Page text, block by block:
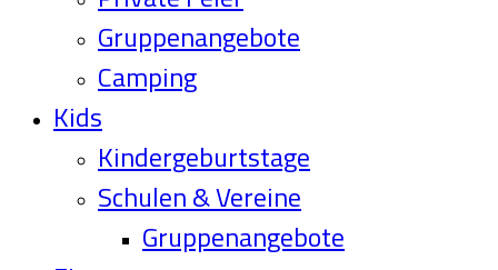
Gruppenangebote
Camping
Kids
Kindergeburtstage
Schulen & Vereine
Gruppenangebote